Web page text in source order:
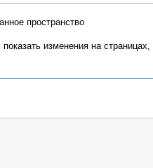
пространство
показать изменения на